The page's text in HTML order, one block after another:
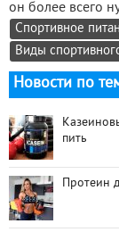
он более всего
Спортивное
Виды
Новости по
пить
Протеин